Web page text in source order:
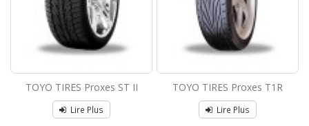
TOYO TIRES Proxes ST II
Lire Plus
TOYO TIRES Proxes T1R
Lire Plus